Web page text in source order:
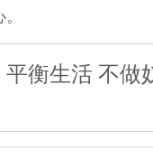
衡生活 不做